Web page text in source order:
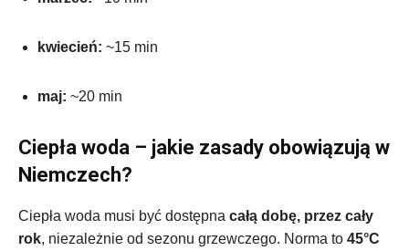
kwiecień: ~15 min
maj: ~20 min
Ciepła woda – jakie zasady obowiązują w
Niemczech?
Ciepła woda musi być dostępna całą dobę, przez cały
rok, niezależnie od sezonu grzewczego. Norma to 45°C